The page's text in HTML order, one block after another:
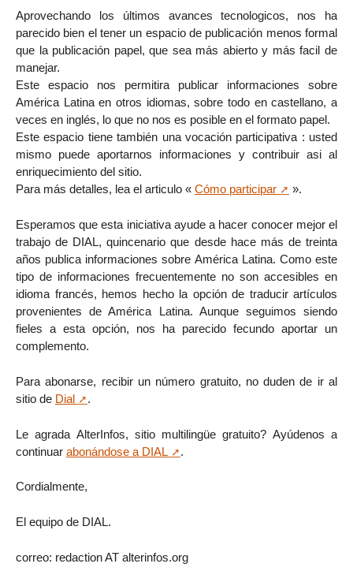
Aprovechando los últimos avances tecnologicos, nos ha
parecido bien el tener un espacio de publicación menos formal
que la publicación papel, que sea más abierto y más facil de
manejar.
Este espacio nos permitira publicar informaciones sobre
América Latina en otros idiomas, sobre todo en castellano, a
veces en inglés, lo que no nos es posible en el formato papel.
Este espacio tiene también una vocación participativa : usted
mismo puede aportarnos informaciones y contribuir asi al
enriquecimiento del sitio.
Para más detalles, lea el articulo « Cómo participar ».
Esperamos que esta iniciativa ayude a hacer conocer mejor el
trabajo de DIAL, quincenario que desde hace más de treinta
años publica informaciones sobre América Latina. Como este
tipo de informaciones frecuentemente no son accesibles en
idioma francés, hemos hecho la opción de traducir artículos
provenientes de América Latina. Aunque seguimos siendo
fieles a esta opción, nos ha parecido fecundo aportar un
complemento.
Para abonarse, recibir un número gratuito, no duden de ir al
sitio de Dial .
Le agrada AlterInfos, sitio multilingüe gratuito? Ayúdenos a
continuar abonándose a DIAL .
Cordialmente,
El equipo de DIAL.
correo: redaction AT alterinfos.org